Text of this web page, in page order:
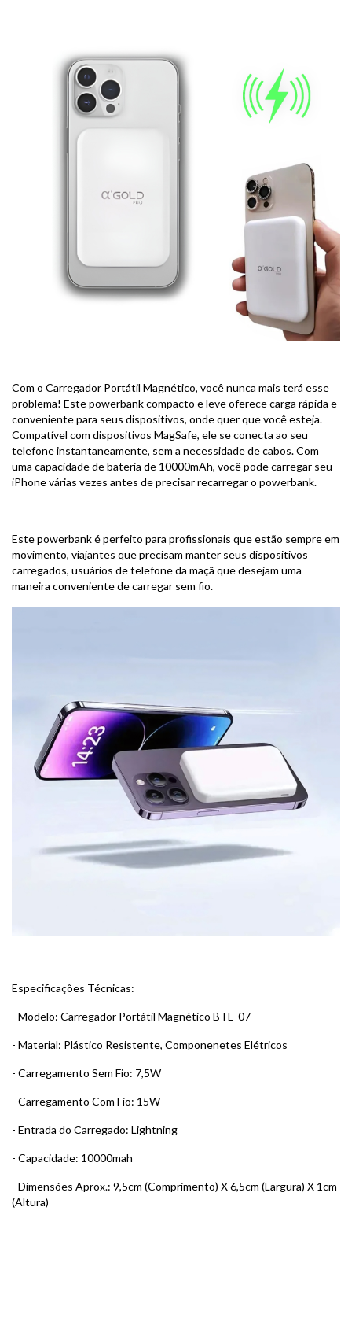
Com o Carregador Portátil Magnético, você nunca mais terá esse
problema! Este powerbank compacto e leve oferece carga rápida e
conveniente para seus dispositivos, onde quer que você esteja.
Compatível com dispositivos MagSafe, ele se conecta ao seu
telefone instantaneamente, sem a necessidade de cabos. Com
uma capacidade de bateria de 10000mAh, você pode carregar seu
iPhone várias vezes antes de precisar recarregar o powerbank.
Este powerbank é perfeito para profissionais que estão sempre em
movimento, viajantes que precisam manter seus dispositivos
carregados, usuários de telefone da maçã que desejam uma
maneira conveniente de carregar sem fio.
Especificações Técnicas:
- Modelo: Carregador Portátil Magnético BTE-07
- Material: Plástico Resistente, Componenetes Elétricos
- Carregamento Sem Fio: 7,5W
- Carregamento Com Fio: 15W
- Entrada do Carregado: Lightning
- Capacidade: 10000mah
- Dimensões Aprox.: 9,5cm (Comprimento) X 6,5cm (Largura) X 1cm
(Altura)